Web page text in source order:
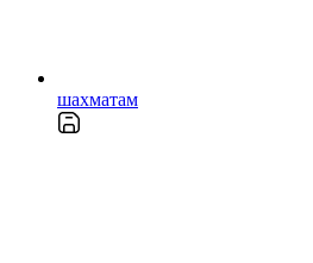
шахматам